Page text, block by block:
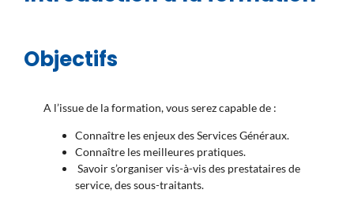
Objectifs
A l’issue de la formation, vous serez capable de :
Connaître les enjeux des Services Généraux.
Connaître les meilleures pratiques.
Savoir s’organiser vis-à-vis des prestataires de
service, des sous-traitants.